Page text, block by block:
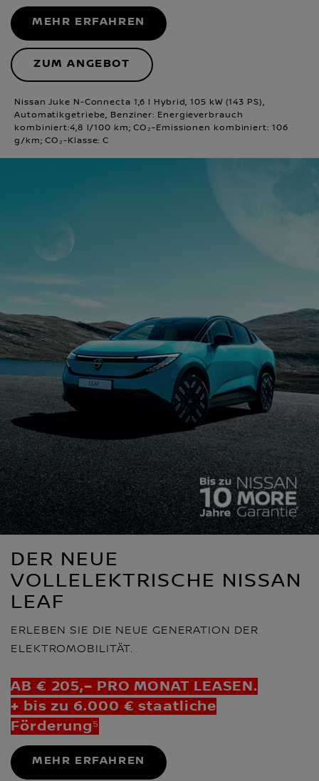
MEHR ERFAHREN
ZUM ANGEBOT
Nissan Juke N-Connecta 1,6 l Hybrid, 105 kW (143 PS),
Automatikgetriebe, Benziner: Energieverbrauch
kombiniert:4,8 l/100 km; CO₂-Emissionen kombiniert: 106
g/km; CO₂-Klasse: C
DER NEUE
VOLLELEKTRISCHE NISSAN
LEAF
ERLEBEN SIE DIE NEUE GENERATION DER
ELEKTROMOBILITÄT.
AB € 205,– PRO MONAT LEASEN.
+ bis zu 6.000 € staatliche
Förderung⁵
MEHR ERFAHREN